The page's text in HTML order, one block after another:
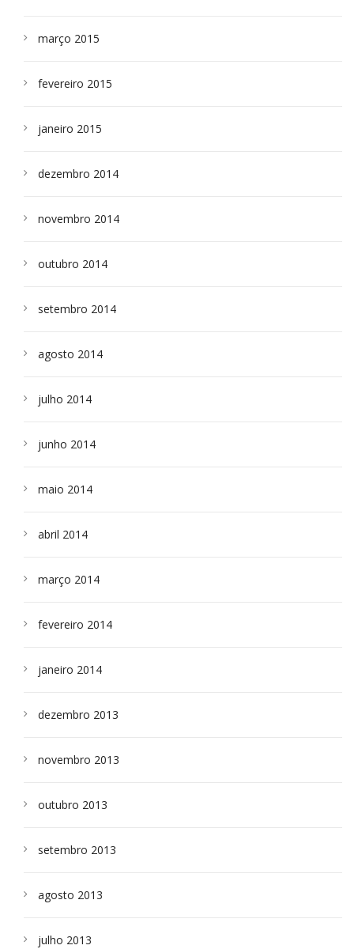
março 2015
fevereiro 2015
janeiro 2015
dezembro 2014
novembro 2014
outubro 2014
setembro 2014
agosto 2014
julho 2014
junho 2014
maio 2014
abril 2014
março 2014
fevereiro 2014
janeiro 2014
dezembro 2013
novembro 2013
outubro 2013
setembro 2013
agosto 2013
julho 2013